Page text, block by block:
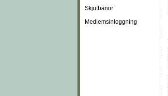
Skjutbanor
Medlemsinloggning